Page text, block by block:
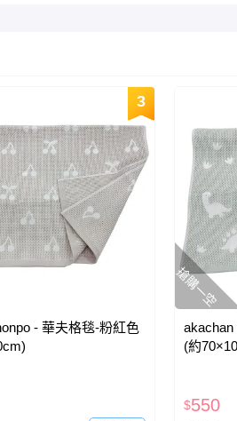
3
- 華夫格毯-粉紅色
搶購一空
akachan
(約
$550